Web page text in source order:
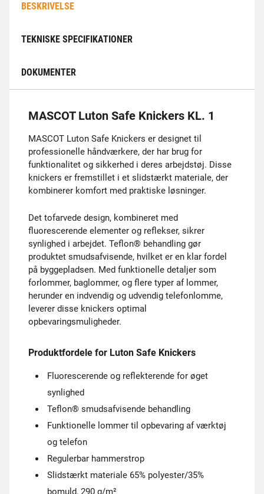
BESKRIVELSE
TEKNISKE SPECIFIKATIONER
DOKUMENTER
MASCOT Luton Safe Knickers KL. 1
MASCOT Luton Safe Knickers er designet til
professionelle håndværkere, der har brug for
funktionalitet og sikkerhed i deres arbejdstøj. Disse
knickers er fremstillet i et slidstærkt materiale, der
kombinerer komfort med praktiske løsninger.
Det tofarvede design, kombineret med
fluorescerende elementer og reflekser, sikrer
synlighed i arbejdet. Teflon® behandling gør
produktet smudsafvisende, hvilket er en klar fordel
på byggepladsen. Med funktionelle detaljer som
forlommer, baglommer, og flere typer af lommer,
herunder en indvendig og udvendig telefonlomme,
leverer disse knickers optimal
opbevaringsmuligheder.
Produktfordele for Luton Safe Knickers
Fluorescerende og reflekterende for øget
synlighed
Teflon® smudsafvisende behandling
Funktionelle lommer til opbevaring af værktøj
og telefon
Regulerbar hammerstrop
Slidstærkt materiale 65% polyester/35%
bomuld, 290 g/m²